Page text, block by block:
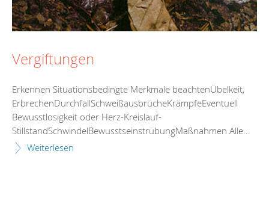
Vergiftungen
Erkennen Situationsbedingte Merkmale beachtenÜbelkeit,
ErbrechenDurchfallSchweißausbrücheKrämpfeEventuell
Bewusstlosigkeit oder Herz-Kreislauf-
StillstandSchwindelBewusstseinstrübungMaßnahmen Alle...
Weiterlesen